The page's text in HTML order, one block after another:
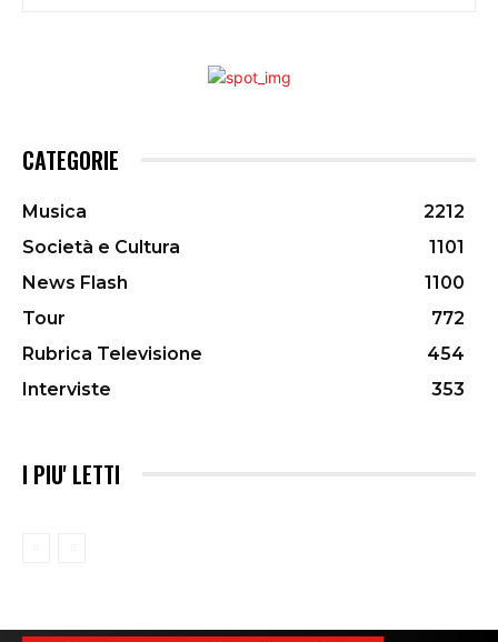
CATEGORIE
Musica
2212
Società e Cultura
1101
News Flash
1100
Tour
772
Rubrica Televisione
454
Interviste
353
I PIU' LETTI